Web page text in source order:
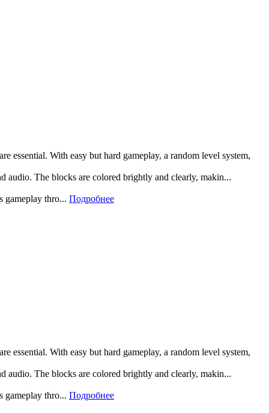
essential. With easy but hard gameplay, a random level system,
audio. The blocks are colored brightly and clearly, makin...
gameplay thro... Подробнее
essential. With easy but hard gameplay, a random level system,
audio. The blocks are colored brightly and clearly, makin...
gameplay thro... Подробнее